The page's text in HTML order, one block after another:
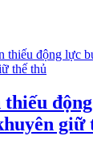
thiếu
giữ